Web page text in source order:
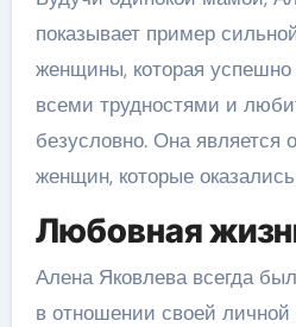
показывает пример
женщины, которая успешно
всеми трудностями и
безусловно. Она является
женщин, которые
Любовная
Алена Яковлева всегда
в отношении своей личной